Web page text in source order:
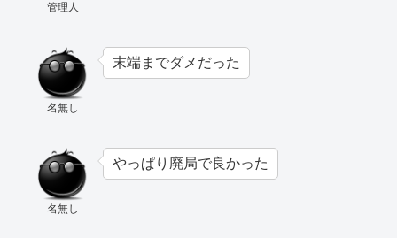
管理人
名無し
末端までダメだった
名無し
やっぱり廃局で良かった